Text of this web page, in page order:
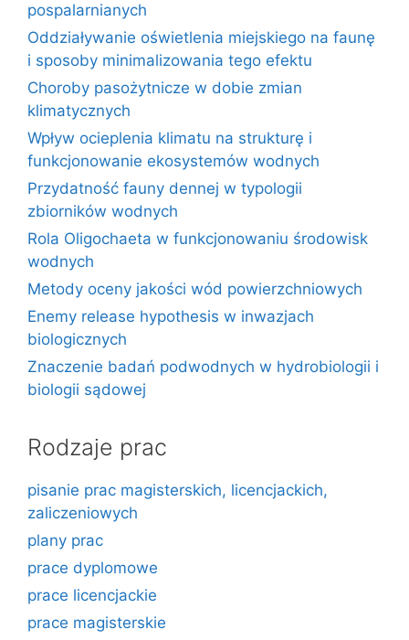
pospalarnianych
Oddziaływanie oświetlenia miejskiego na faunę
i sposoby minimalizowania tego efektu
Choroby pasożytnicze w dobie zmian
klimatycznych
Wpływ ocieplenia klimatu na strukturę i
funkcjonowanie ekosystemów wodnych
Przydatność fauny dennej w typologii
zbiorników wodnych
Rola Oligochaeta w funkcjonowaniu środowisk
wodnych
Metody oceny jakości wód powierzchniowych
Enemy release hypothesis w inwazjach
biologicznych
Znaczenie badań podwodnych w hydrobiologii i
biologii sądowej
Rodzaje prac
pisanie prac magisterskich, licencjackich,
zaliczeniowych
plany prac
prace dyplomowe
prace licencjackie
prace magisterskie